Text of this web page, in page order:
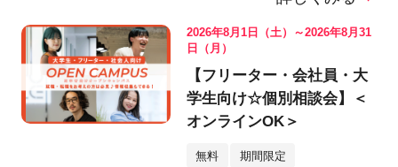
2026年8月1日（土）～2026年8月31
日（月）
【フリーター・会社員・大
学生向け☆個別相談会】＜
オンラインOK＞
無料 期間限定